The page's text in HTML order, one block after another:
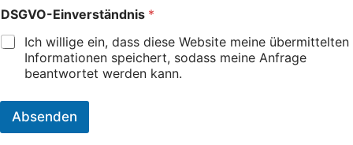
m
e
m
DSGVO-Einverständnis *
Ich willige ein, dass diese Website meine übermittelten
Informationen speichert, sodass meine Anfrage
beantwortet werden kann.
Absenden